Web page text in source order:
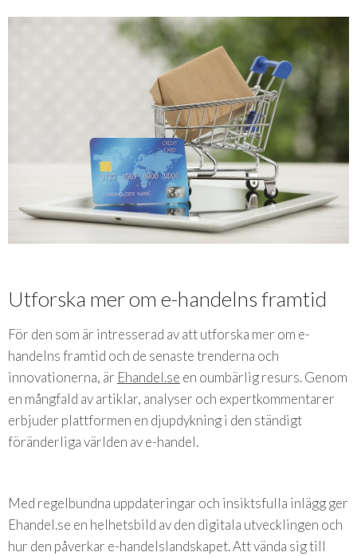
Utforska mer om e-handelns framtid
För den som är intresserad av att utforska mer om e-
handelns framtid och de senaste trenderna och
innovationerna, är Ehandel.se en oumbärlig resurs. Genom
en mångfald av artiklar, analyser och expertkommentarer
erbjuder plattformen en djupdykning i den ständigt
föränderliga världen av e-handel.
Med regelbundna uppdateringar och insiktsfulla inlägg ger
Ehandel.se en helhetsbild av den digitala utvecklingen och
hur den påverkar e-handelslandskapet. Att vända sig till